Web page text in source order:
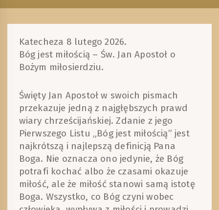
Katecheza 8 lutego 2026.
Bóg jest miłością – Św. Jan Apostoł o
Bożym miłosierdziu.
Święty Jan Apostoł w swoich pismach
przekazuje jedną z najgłębszych prawd
wiary chrześcijańskiej. Zdanie z jego
Pierwszego Listu „Bóg jest miłością” jest
najkrótszą i najlepszą definicją Pana
Boga. Nie oznacza ono jedynie, że Bóg
potrafi kochać albo że czasami okazuje
miłość, ale że miłość stanowi samą istotę
Boga. Wszystko, co Bóg czyni wobec